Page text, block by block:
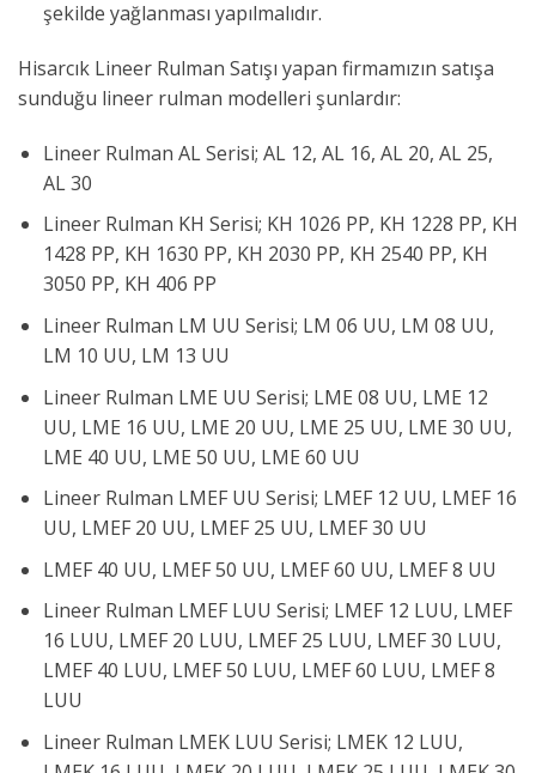
şekilde yağlanması yapılmalıdır.
Hisarcık Lineer Rulman Satışı yapan firmamızın satışa
sunduğu lineer rulman modelleri şunlardır:
Lineer Rulman AL Serisi; AL 12, AL 16, AL 20, AL 25,
AL 30
Lineer Rulman KH Serisi; KH 1026 PP, KH 1228 PP, KH
1428 PP, KH 1630 PP, KH 2030 PP, KH 2540 PP, KH
3050 PP, KH 406 PP
Lineer Rulman LM UU Serisi; LM 06 UU, LM 08 UU,
LM 10 UU, LM 13 UU
Lineer Rulman LME UU Serisi; LME 08 UU, LME 12
UU, LME 16 UU, LME 20 UU, LME 25 UU, LME 30 UU,
LME 40 UU, LME 50 UU, LME 60 UU
Lineer Rulman LMEF UU Serisi; LMEF 12 UU, LMEF 16
UU, LMEF 20 UU, LMEF 25 UU, LMEF 30 UU
LMEF 40 UU, LMEF 50 UU, LMEF 60 UU, LMEF 8 UU
Lineer Rulman LMEF LUU Serisi; LMEF 12 LUU, LMEF
16 LUU, LMEF 20 LUU, LMEF 25 LUU, LMEF 30 LUU,
LMEF 40 LUU, LMEF 50 LUU, LMEF 60 LUU, LMEF 8
LUU
Lineer Rulman LMEK LUU Serisi; LMEK 12 LUU,